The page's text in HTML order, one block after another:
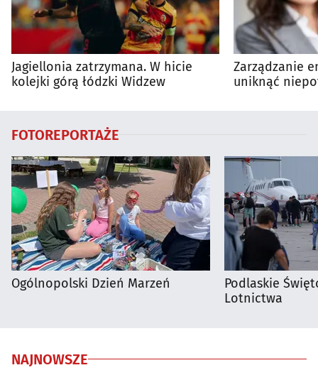
Jagiellonia zatrzymana. W hicie
kolejki górą łódzki Widzew
Zarządzanie
uniknąć
FOTOREPORTAŻE
Ogólnopolski Dzień Marzeń
Podlaskie
Lotnictwa
NAJNOWSZE